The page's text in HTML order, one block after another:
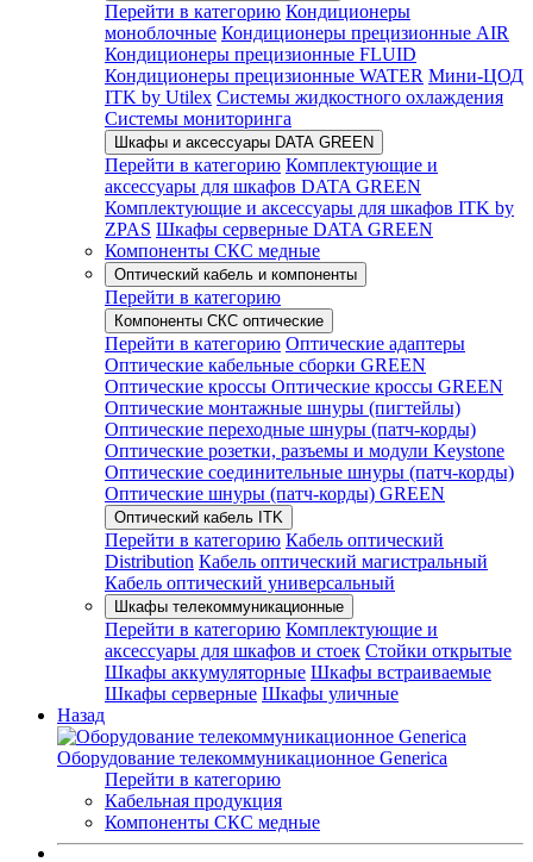
Перейти в категорию Кондиционеры
моноблочные Кондиционеры прецизионные AIR
Кондиционеры прецизионные FLUID
Кондиционеры прецизионные WATER Мини-ЦОД
ITK by Utilex Системы жидкостного охлаждения
Системы мониторинга
Шкафы и аксессуары DATA GREEN
Перейти в категорию Комплектующие и
аксессуары для шкафов DATA GREEN
Комплектующие и аксессуары для шкафов ITK by
ZPAS Шкафы серверные DATA GREEN
Компоненты СКС медные
Оптический кабель и компоненты
Перейти в категорию
Компоненты СКС оптические
Перейти в категорию Оптические адаптеры
Оптические кабельные сборки GREEN
Оптические кроссы Оптические кроссы GREEN
Оптические монтажные шнуры (пигтейлы)
Оптические переходные шнуры (патч-корды)
Оптические розетки, разъемы и модули Keystone
Оптические соединительные шнуры (патч-корды)
Оптические шнуры (патч-корды) GREEN
Оптический кабель ITK
Перейти в категорию Кабель оптический
Distribution Кабель оптический магистральный
Кабель оптический универсальный
Шкафы телекоммуникационные
Перейти в категорию Комплектующие и
аксессуары для шкафов и стоек Стойки открытые
Шкафы аккумуляторные Шкафы встраиваемые
Шкафы серверные Шкафы уличные
Назад
Оборудование телекоммуникационное Generica
Перейти в категорию
Кабельная продукция
Компоненты СКС медные